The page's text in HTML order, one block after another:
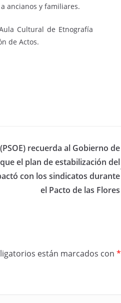
ancianos y familiares.
Cultural de Etnografía
de Actos.
recuerda al Gobierno de
el plan de estabilización del
con los sindicatos durante
el Pacto de las Flores
están marcados con *